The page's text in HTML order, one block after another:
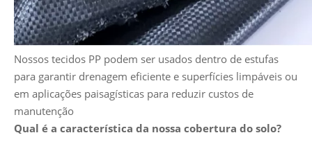
Nossos tecidos PP podem ser usados ​​dentro de estufas
para garantir drenagem eficiente e superfícies limpáveis ​​ou
em aplicações paisagísticas para reduzir custos de
manutenção
Qual é a característica da nossa cobertura do solo?